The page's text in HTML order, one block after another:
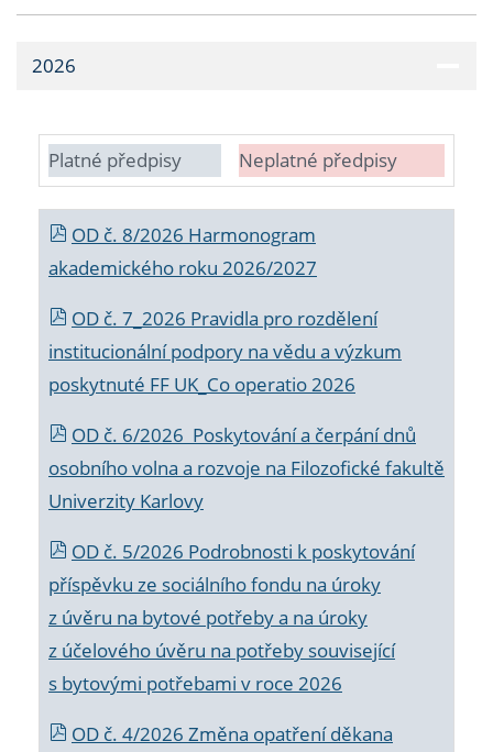
2026
Platné předpisy Neplatné předpisy
OD č. 8/2026 Harmonogram
akademického roku 2026/2027
OD č. 7_2026 Pravidla pro rozdělení
institucionální podpory na vědu a výzkum
poskytnuté FF UK_Co operatio 2026
OD č. 6/2026 Poskytování a čerpání dnů
osobního volna a rozvoje na Filozofické fakultě
Univerzity Karlovy
OD č. 5/2026 Podrobnosti k poskytování
příspěvku ze sociálního fondu na úroky
z úvěru na bytové potřeby a na úroky
z účelového úvěru na potřeby související
s bytovými potřebami v roce 2026
OD č. 4/2026 Změna opatření děkana